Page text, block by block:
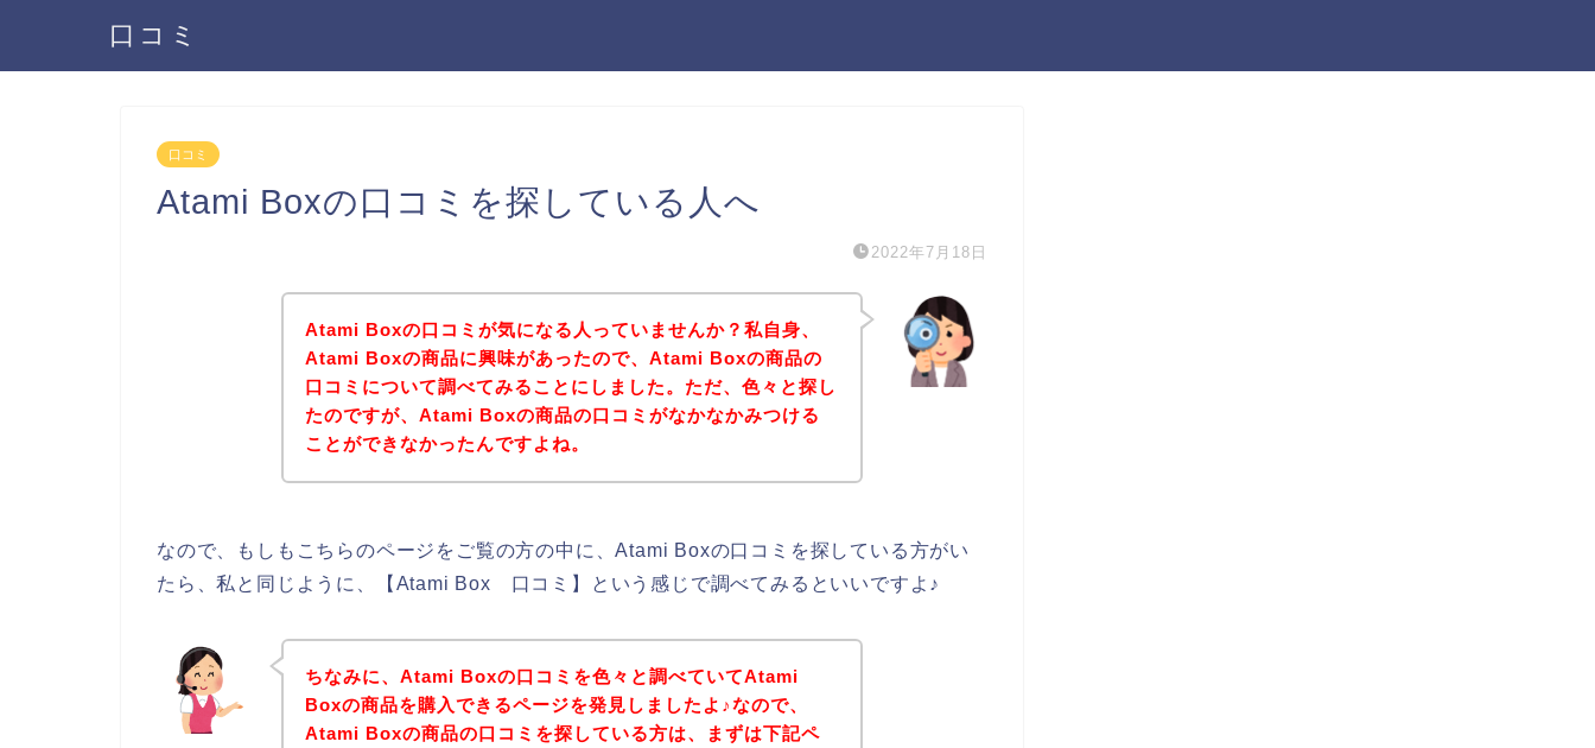
口コミ
口コミ
Atami Boxの口コミを探している人へ
2022年7月18日
Atami Boxの口コミが気になる人っていませんか？私自身、
Atami Boxの商品に興味があったので、Atami Boxの商品の
口コミについて調べてみることにしました。ただ、色々と探し
たのですが、Atami Boxの商品の口コミがなかなかみつける
ことができなかったんですよね。
なので、もしもこちらのページをご覧の方の中に、Atami Boxの口コミを探している方がい
たら、私と同じように、【Atami Box 口コミ】という感じで調べてみるといいですよ♪
ちなみに、Atami Boxの口コミを色々と調べていてAtami
Boxの商品を購入できるページを発見しましたよ♪なので、
Atami Boxの商品の口コミを探している方は、まずは下記ペ